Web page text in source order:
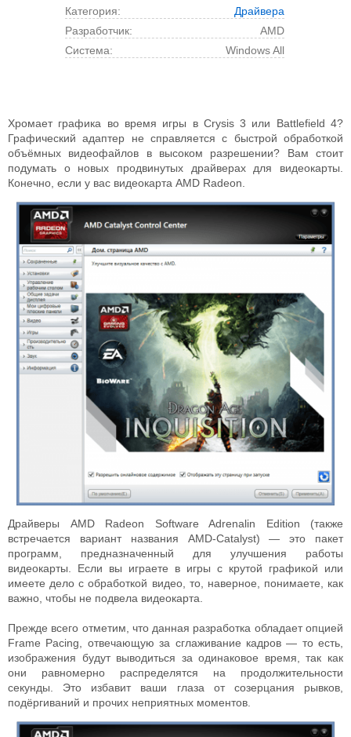
Категория:
Драйвера
Разработчик:
AMD
Cистема:
Windows All
Хромает графика во время игры в Crysis 3 или Battlefield 4?
Графический адаптер не справляется с быстрой обработкой
объёмных видеофайлов в высоком разрешении? Вам стоит
подумать о новых продвинутых драйверах для видеокарты.
Конечно, если у вас видеокарта AMD Radeon.
Драйверы AMD Radeon Software Adrenalin Edition (также
встречается вариант названия AMD-Catalyst) — это пакет
программ, предназначенный для улучшения работы
видеокарты. Если вы играете в игры с крутой графикой или
имеете дело с обработкой видео, то, наверное, понимаете, как
важно, чтобы не подвела видеокарта.
Прежде всего отметим, что данная разработка обладает опцией
Frame Pacing, отвечающую за сглаживание кадров — то есть,
изображения будут выводиться за одинаковое время, так как
они равномерно распределятся на продолжительности
секунды. Это избавит ваши глаза от созерцания рывков,
подёргиваний и прочих неприятных моментов.